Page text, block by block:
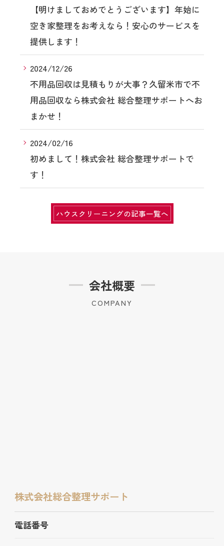
【明けましておめでとうございます】年始に
空き家整理をお考えなら！安心のサービスを
提供します！
2024/12/26
不用品回収は見積もりが大事？久留米市で不
用品回収なら株式会社 総合整理サポートへお
まかせ！
2024/02/16
初めまして！株式会社 総合整理サポートで
す！
ハウスクリーニングの記事一覧へ
会社概要
COMPANY
株式会社総合整理サポート
電話番号